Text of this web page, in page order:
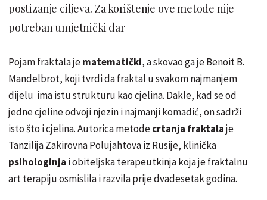
postizanje ciljeva. Za korištenje ove metode nije
potreban umjetnički dar
Pojam fraktala jematematički, a skovao ga je Benoit B.
Mandelbrot, koji tvrdi da fraktal u svakom najmanjem
dijelu ima istu strukturu kao cjelina. Dakle, kad se od
jedne cjeline odvoji njezin i najmanji komadić, on sadrži
isto što i cjelina. Autorica metodecrtanja fraktalaje
TanzilijaZakirovnaPolujahtovaiz Rusije, klinička
psihologinja i obiteljska terapeutkinja koja je fraktalnu
art terapiju osmislila i razvila prije dvadesetak godina.